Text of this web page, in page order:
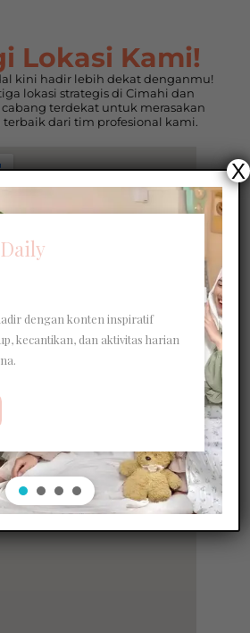
Lokasi Kami!
kini hadir lebih dekat denganmu!
lokasi strategis di Cimahi dan
terdekat untuk merasakan
terbaik dari tim profesional kami.
No.759
dengan konten inspiratif
kecantikan, dan aktivitas harian
X